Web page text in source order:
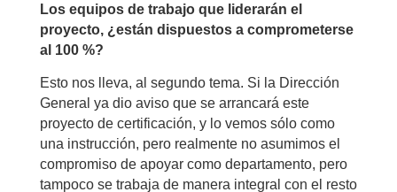
Los equipos de trabajo que liderarán el
proyecto, ¿están dispuestos a comprometerse
al 100 %?
Esto nos lleva, al segundo tema. Si la Dirección
General ya dio aviso que se arrancará este
proyecto de certificación, y lo vemos sólo como
una instrucción, pero realmente no asumimos el
compromiso de apoyar como departamento, pero
tampoco se trabaja de manera integral con el resto